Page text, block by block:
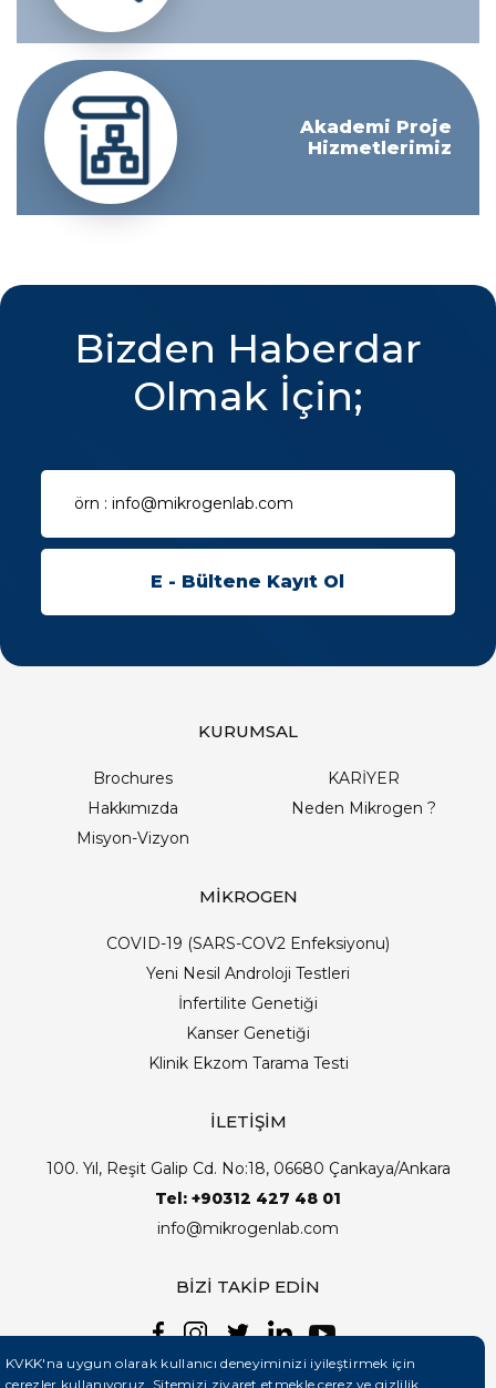
Akademi Proje
Hizmetlerimiz
Bizden Haberdar
Olmak İçin;
KURUMSAL
Brochures
KARİYER
Hakkımızda
Neden Mikrogen ?
Misyon-Vizyon
MİKROGEN
COVID-19 (SARS-COV2 Enfeksiyonu)
Yeni Nesil Androloji Testleri
İnfertilite Genetiği
Kanser Genetiği
Klinik Ekzom Tarama Testi
İLETİŞİM
100. Yıl, Reşit Galip Cd. No:18, 06680 Çankaya/Ankara
Tel: +90312 427 48 01
info@mikrogenlab.com
BİZİ TAKİP EDİN
KVKK'na uygun olarak kullanıcı deneyiminizi iyileştirmek için
çerezler kullanıyoruz. Sitemizi ziyaret etmekle çerez ve gizlilik